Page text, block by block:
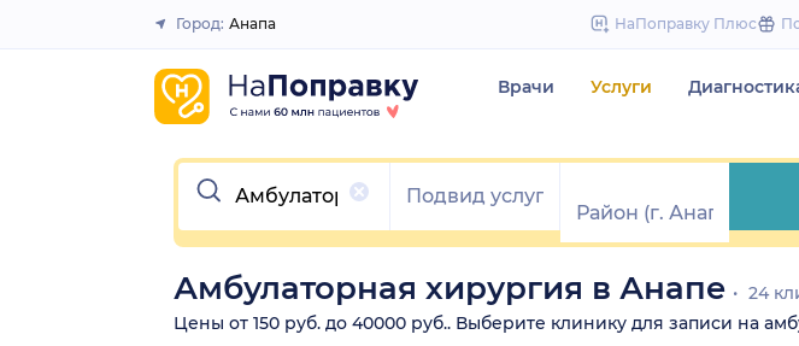
Закрыть
Город: Анапа НаПоправку Плюс
Врачи Услуги
Очистить
Амбулаторная хирургия в Анапе
24
Цены от 150 руб. до 40000 руб.. Выберите клинику для записи на